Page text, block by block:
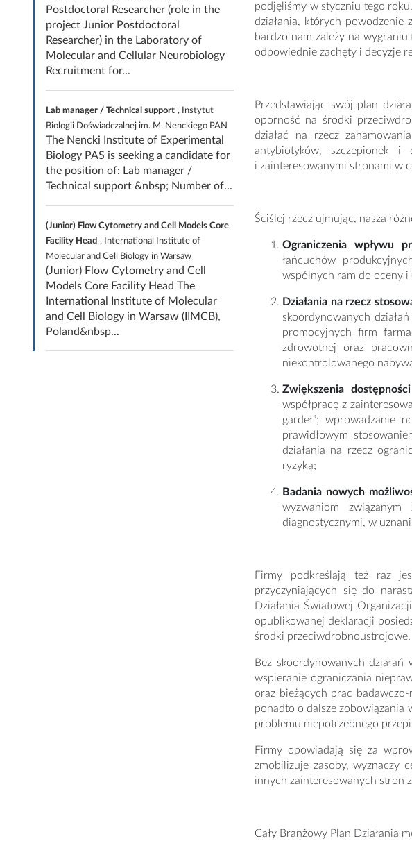
Postdoctoral Researcher (role in the
project Junior Postdoctoral
Researcher) in the Laboratory of
Molecular and Cellular Neurobiology
Recruitment for...
Lab manager / Technical support , Instytut
Biologii Doświadczalnej im. M. Nenckiego PAN
The Nencki Institute of Experimental
Biology PAS is seeking a candidate for
the position of: Lab manager /
Technical support &nbsp; Number of...
(Junior) Flow Cytometry and Cell Models Core
Facility Head , International Institute of
Molecular and Cell Biology in Warsaw
(Junior) Flow Cytometry and Cell
Models Core Facility Head The
International Institute of Molecular
and Cell Biology in Warsaw (IIMCB),
Poland&nbsp...
podjęliśmy w styczniu tego
działania, których powodzenie
bardzo nam zależy na
odpowiednie zachęty i decyzje
Przedstawiając swój plan
oporność na środki
działać na rzecz
antybiotyków, szczepionek i
i zainteresowanymi stronami w
Ściślej rzecz ujmując, nasza
Ograniczenia wpływu
łańcuchów
wspólnych ram do oceny
Działania na rzecz
skoordynowanych
promocyjnych firm
zdrowotnej oraz
niekontrolowanego
Zwiększenia
współpracę z
gardeł”; wprowadzanie
prawidłowym
działania na rzecz
ryzyka;
Badania nowych
wyzwaniom
diagnostycznymi, w
Firmy podkreślają też raz
przyczyniających się do
Działania Światowej
opublikowanej deklaracji
środki przeciwdrobnoustrojowe.
Bez skoordynowanych
wspieranie ograniczania
oraz bieżących prac
ponadto o dalsze zobowiązania
problemu niepotrzebnego
Firmy opowiadają się za
zmobilizuje zasoby, wyznaczy
innych zainteresowanych stron
Cały Branżowy Plan Działania